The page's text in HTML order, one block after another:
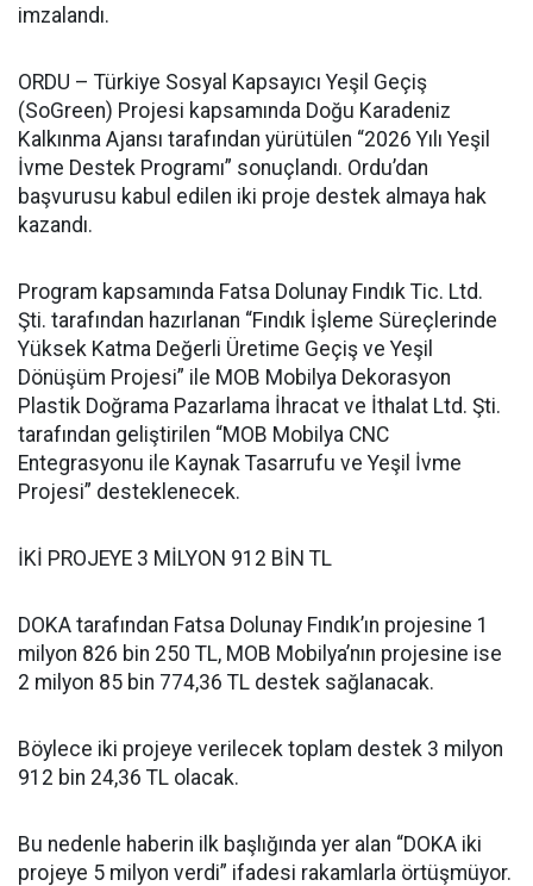
imzalandı.
ORDU – Türkiye Sosyal Kapsayıcı Yeşil Geçiş
(SoGreen) Projesi kapsamında Doğu Karadeniz
Kalkınma Ajansı tarafından yürütülen “2026 Yılı Yeşil
İvme Destek Programı” sonuçlandı. Ordu’dan
başvurusu kabul edilen iki proje destek almaya hak
kazandı.
Program kapsamında Fatsa Dolunay Fındık Tic. Ltd.
Şti. tarafından hazırlanan “Fındık İşleme Süreçlerinde
Yüksek Katma Değerli Üretime Geçiş ve Yeşil
Dönüşüm Projesi” ile MOB Mobilya Dekorasyon
Plastik Doğrama Pazarlama İhracat ve İthalat Ltd. Şti.
tarafından geliştirilen “MOB Mobilya CNC
Entegrasyonu ile Kaynak Tasarrufu ve Yeşil İvme
Projesi” desteklenecek.
İKİ PROJEYE 3 MİLYON 912 BİN TL
DOKA tarafından Fatsa Dolunay Fındık’ın projesine 1
milyon 826 bin 250 TL, MOB Mobilya’nın projesine ise
2 milyon 85 bin 774,36 TL destek sağlanacak.
Böylece iki projeye verilecek toplam destek 3 milyon
912 bin 24,36 TL olacak.
Bu nedenle haberin ilk başlığında yer alan “DOKA iki
projeye 5 milyon verdi” ifadesi rakamlarla örtüşmüyor.